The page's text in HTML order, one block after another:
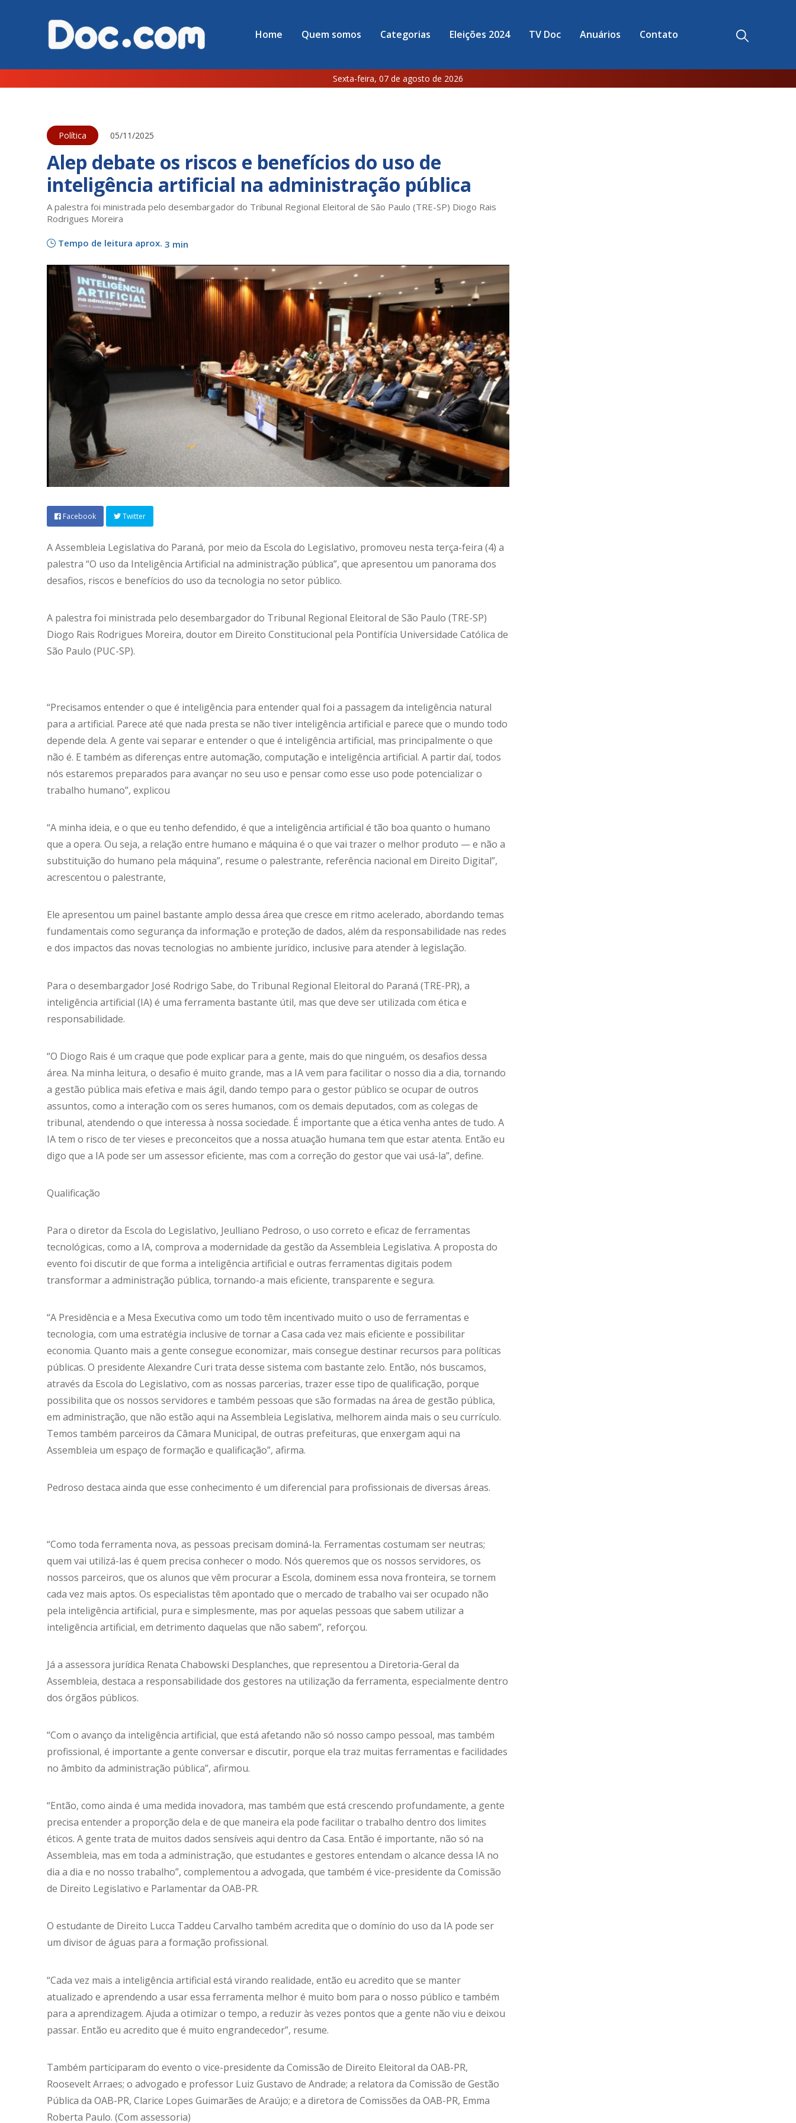
Home Quem somos Categorias Eleições 2024 TV Doc Anuários Contato
Sexta-feira, 07 de agosto de 2026
Política 05/11/2025
Alep debate os riscos e benefícios do uso de
inteligência artificial na administração pública
A palestra foi ministrada pelo desembargador do Tribunal Regional Eleitoral de São Paulo (TRE-SP) Diogo Rais
Rodrigues Moreira
Tempo de leitura aprox. 3 min
Facebook Twitter
A Assembleia Legislativa do Paraná, por meio da Escola do Legislativo, promoveu nesta terça-feira (4) a
palestra “O uso da Inteligência Artificial na administração pública”, que apresentou um panorama dos
desafios, riscos e benefícios do uso da tecnologia no setor público.
A palestra foi ministrada pelo desembargador do Tribunal Regional Eleitoral de São Paulo (TRE-SP)
Diogo Rais Rodrigues Moreira, doutor em Direito Constitucional pela Pontifícia Universidade Católica de
São Paulo (PUC-SP).
“Precisamos entender o que é inteligência para entender qual foi a passagem da inteligência natural
para a artificial. Parece até que nada presta se não tiver inteligência artificial e parece que o mundo todo
depende dela. A gente vai separar e entender o que é inteligência artificial, mas principalmente o que
não é. E também as diferenças entre automação, computação e inteligência artificial. A partir daí, todos
nós estaremos preparados para avançar no seu uso e pensar como esse uso pode potencializar o
trabalho humano”, explicou
“A minha ideia, e o que eu tenho defendido, é que a inteligência artificial é tão boa quanto o humano
que a opera. Ou seja, a relação entre humano e máquina é o que vai trazer o melhor produto — e não a
substituição do humano pela máquina”, resume o palestrante, referência nacional em Direito Digital”,
acrescentou o palestrante,
Ele apresentou um painel bastante amplo dessa área que cresce em ritmo acelerado, abordando temas
fundamentais como segurança da informação e proteção de dados, além da responsabilidade nas redes
e dos impactos das novas tecnologias no ambiente jurídico, inclusive para atender à legislação.
Para o desembargador José Rodrigo Sabe, do Tribunal Regional Eleitoral do Paraná (TRE-PR), a
inteligência artificial (IA) é uma ferramenta bastante útil, mas que deve ser utilizada com ética e
responsabilidade.
“O Diogo Rais é um craque que pode explicar para a gente, mais do que ninguém, os desafios dessa
área. Na minha leitura, o desafio é muito grande, mas a IA vem para facilitar o nosso dia a dia, tornando
a gestão pública mais efetiva e mais ágil, dando tempo para o gestor público se ocupar de outros
assuntos, como a interação com os seres humanos, com os demais deputados, com as colegas de
tribunal, atendendo o que interessa à nossa sociedade. É importante que a ética venha antes de tudo. A
IA tem o risco de ter vieses e preconceitos que a nossa atuação humana tem que estar atenta. Então eu
digo que a IA pode ser um assessor eficiente, mas com a correção do gestor que vai usá-la”, define.
Qualificação
Para o diretor da Escola do Legislativo, Jeulliano Pedroso, o uso correto e eficaz de ferramentas
tecnológicas, como a IA, comprova a modernidade da gestão da Assembleia Legislativa. A proposta do
evento foi discutir de que forma a inteligência artificial e outras ferramentas digitais podem
transformar a administração pública, tornando-a mais eficiente, transparente e segura.
“A Presidência e a Mesa Executiva como um todo têm incentivado muito o uso de ferramentas e
tecnologia, com uma estratégia inclusive de tornar a Casa cada vez mais eficiente e possibilitar
economia. Quanto mais a gente consegue economizar, mais consegue destinar recursos para políticas
públicas. O presidente Alexandre Curi trata desse sistema com bastante zelo. Então, nós buscamos,
através da Escola do Legislativo, com as nossas parcerias, trazer esse tipo de qualificação, porque
possibilita que os nossos servidores e também pessoas que são formadas na área de gestão pública,
em administração, que não estão aqui na Assembleia Legislativa, melhorem ainda mais o seu currículo.
Temos também parceiros da Câmara Municipal, de outras prefeituras, que enxergam aqui na
Assembleia um espaço de formação e qualificação”, afirma.
Pedroso destaca ainda que esse conhecimento é um diferencial para profissionais de diversas áreas.
“Como toda ferramenta nova, as pessoas precisam dominá-la. Ferramentas costumam ser neutras;
quem vai utilizá-las é quem precisa conhecer o modo. Nós queremos que os nossos servidores, os
nossos parceiros, que os alunos que vêm procurar a Escola, dominem essa nova fronteira, se tornem
cada vez mais aptos. Os especialistas têm apontado que o mercado de trabalho vai ser ocupado não
pela inteligência artificial, pura e simplesmente, mas por aquelas pessoas que sabem utilizar a
inteligência artificial, em detrimento daquelas que não sabem”, reforçou.
Já a assessora jurídica Renata Chabowski Desplanches, que representou a Diretoria-Geral da
Assembleia, destaca a responsabilidade dos gestores na utilização da ferramenta, especialmente dentro
dos órgãos públicos.
“Com o avanço da inteligência artificial, que está afetando não só nosso campo pessoal, mas também
profissional, é importante a gente conversar e discutir, porque ela traz muitas ferramentas e facilidades
no âmbito da administração pública”, afirmou.
“Então, como ainda é uma medida inovadora, mas também que está crescendo profundamente, a gente
precisa entender a proporção dela e de que maneira ela pode facilitar o trabalho dentro dos limites
éticos. A gente trata de muitos dados sensíveis aqui dentro da Casa. Então é importante, não só na
Assembleia, mas em toda a administração, que estudantes e gestores entendam o alcance dessa IA no
dia a dia e no nosso trabalho”, complementou a advogada, que também é vice-presidente da Comissão
de Direito Legislativo e Parlamentar da OAB-PR.
O estudante de Direito Lucca Taddeu Carvalho também acredita que o domínio do uso da IA pode ser
um divisor de águas para a formação profissional.
“Cada vez mais a inteligência artificial está virando realidade, então eu acredito que se manter
atualizado e aprendendo a usar essa ferramenta melhor é muito bom para o nosso público e também
para a aprendizagem. Ajuda a otimizar o tempo, a reduzir às vezes pontos que a gente não viu e deixou
passar. Então eu acredito que é muito engrandecedor”, resume.
Também participaram do evento o vice-presidente da Comissão de Direito Eleitoral da OAB-PR,
Roosevelt Arraes; o advogado e professor Luiz Gustavo de Andrade; a relatora da Comissão de Gestão
Pública da OAB-PR, Clarice Lopes Guimarães de Araújo; e a diretora de Comissões da OAB-PR, Emma
Roberta Paulo. (Com assessoria)